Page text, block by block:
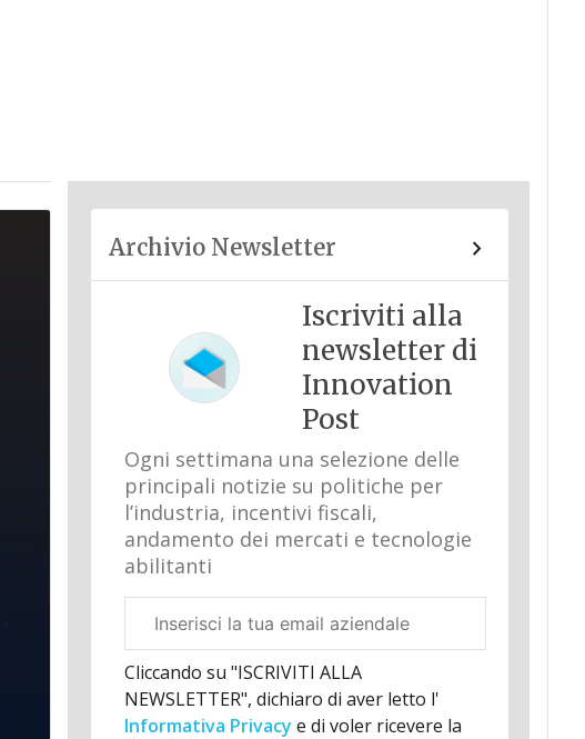
Archivio Newsletter
Iscriviti alla
newsletter di
Innovation
Post
Ogni settimana una selezione delle
principali notizie su politiche per
l’industria, incentivi fiscali,
andamento dei mercati e tecnologie
abilitanti
aziendale
Cliccando su "ISCRIVITI ALLA
NEWSLETTER", dichiaro di aver letto l'
Informativa Privacy e di voler ricevere la